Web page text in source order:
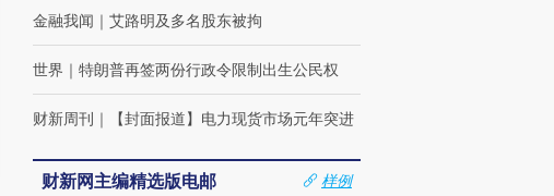
金融我闻 ｜ 艾路明及多名股东被拘
世界 ｜ 特朗普再签两份行政令限制出生公民权
财新周刊 ｜ 【封面报道】电力现货市场元年突进
财新网主编精选版电邮
样例